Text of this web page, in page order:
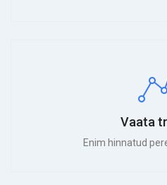
Vaata
Enim hinnatud